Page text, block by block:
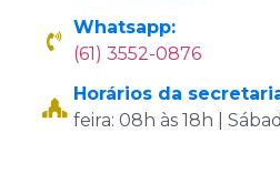
Whatsapp:
(61) 3552-0876
Horários da
feira: 08h às 18h |